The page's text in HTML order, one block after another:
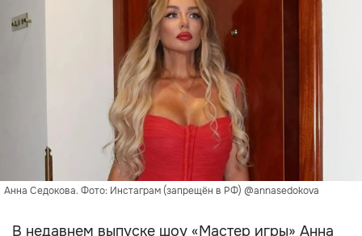
Анна Седокова. Фото: Инстаграм (запрещён в РФ) @annasedokova
В недавнем выпуске шоу «Мастер игры» Анна